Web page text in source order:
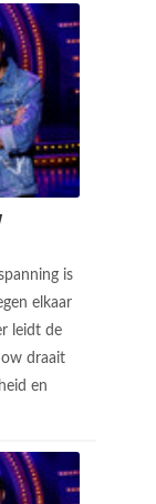
is
elkaar
leidt de
draait
en